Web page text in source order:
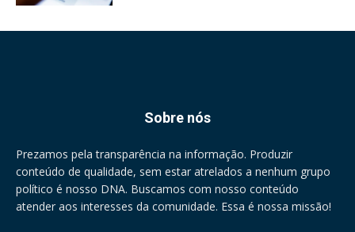
Sobre nós
Prezamos pela transparência na informação. Produzir
conteúdo de qualidade, sem estar atrelados a nenhum grupo
político é nosso DNA. Buscamos com nosso conteúdo
atender aos interesses da comunidade. Essa é nossa missão!